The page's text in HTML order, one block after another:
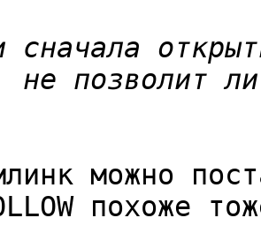
сначала
можно
похоже